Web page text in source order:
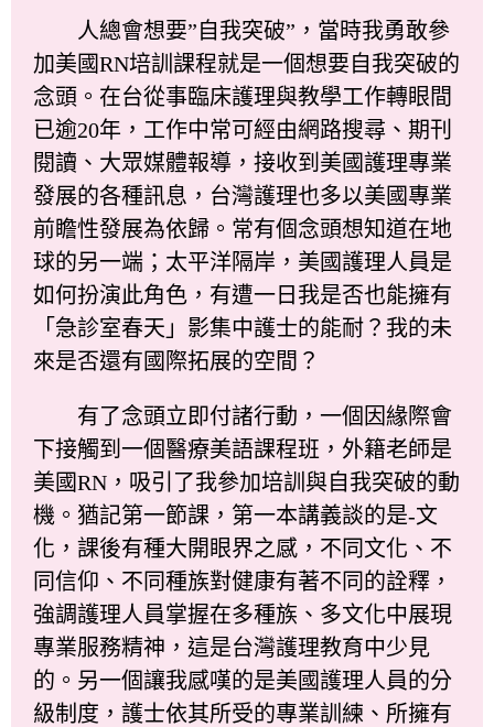
人總會想要”自我突破”，當時我勇敢參
加美國RN培訓課程就是一個想要自我突破的
念頭。在台從事臨床護理與教學工作轉眼間
已逾20年，工作中常可經由網路搜尋、期刊
閱讀、大眾媒體報導，接收到美國護理專業
發展的各種訊息，台灣護理也多以美國專業
前瞻性發展為依歸。常有個念頭想知道在地
球的另一端；太平洋隔岸，美國護理人員是
如何扮演此角色，有遭一日我是否也能擁有
「急診室春天」影集中護士的能耐？我的未
來是否還有國際拓展的空間？
有了念頭立即付諸行動，一個因緣際會
下接觸到一個醫療美語課程班，外籍老師是
美國RN，吸引了我參加培訓與自我突破的動
機。猶記第一節課，第一本講義談的是-文
化，課後有種大開眼界之感，不同文化、不
同信仰、不同種族對健康有著不同的詮釋，
強調護理人員掌握在多種族、多文化中展現
專業服務精神，這是台灣護理教育中少見
的。另一個讓我感嘆的是美國護理人員的分
級制度，護士依其所受的專業訓練、所擁有